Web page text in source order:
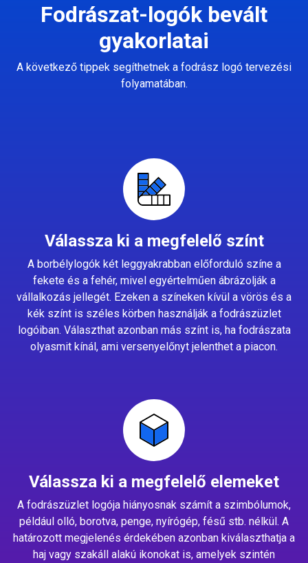
Fodrászat-logók bevált
gyakorlatai
A következő tippek segíthetnek a fodrász logó tervezési
folyamatában.
Válassza ki a megfelelő színt
A borbélylogók két leggyakrabban előforduló színe a
fekete és a fehér, mivel egyértelműen ábrázolják a
vállalkozás jellegét. Ezeken a színeken kívül a vörös és a
kék színt is széles körben használják a fodrászüzlet
logóiban. Választhat azonban más színt is, ha fodrászata
olyasmit kínál, ami versenyelőnyt jelenthet a piacon.
Válassza ki a megfelelő elemeket
A fodrászüzlet logója hiányosnak számít a szimbólumok,
például olló, borotva, penge, nyírógép, fésű stb. nélkül. A
határozott megjelenés érdekében azonban kiválaszthatja a
haj vagy szakáll alakú ikonokat is, amelyek szintén